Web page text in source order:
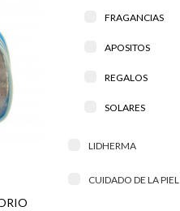
FRAGANCIAS
APOSITOS
REGALOS
SOLARES
LIDHERMA
CUIDADO DE LA PIEL